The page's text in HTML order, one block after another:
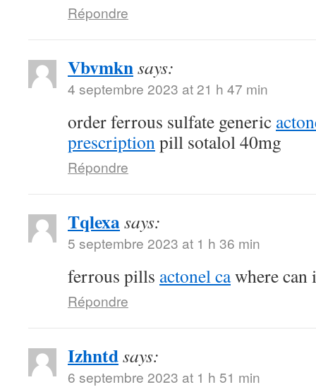
Répondre
Vbvmknsays:
4 septembre 2023 at 21 h 47 min
order ferrous sulfate generic
prescriptionpill sotalol 40mg
Répondre
Tqlexasays:
5 septembre 2023 at 1 h 36 min
ferrous pills actonel cawhere can
Répondre
Izhntdsays:
6 septembre 2023 at 1 h 51 min